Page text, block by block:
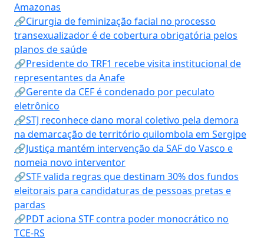
Amazonas
🔗Cirurgia de feminização facial no processo
transexualizador é de cobertura obrigatória pelos
planos de saúde
🔗Presidente do TRF1 recebe visita institucional de
representantes da Anafe
🔗Gerente da CEF é condenado por peculato
eletrônico
🔗STJ reconhece dano moral coletivo pela demora
na demarcação de território quilombola em Sergipe
🔗Justiça mantém intervenção da SAF do Vasco e
nomeia novo interventor
🔗STF valida regras que destinam 30% dos fundos
eleitorais para candidaturas de pessoas pretas e
pardas
🔗PDT aciona STF contra poder monocrático no
TCE-RS